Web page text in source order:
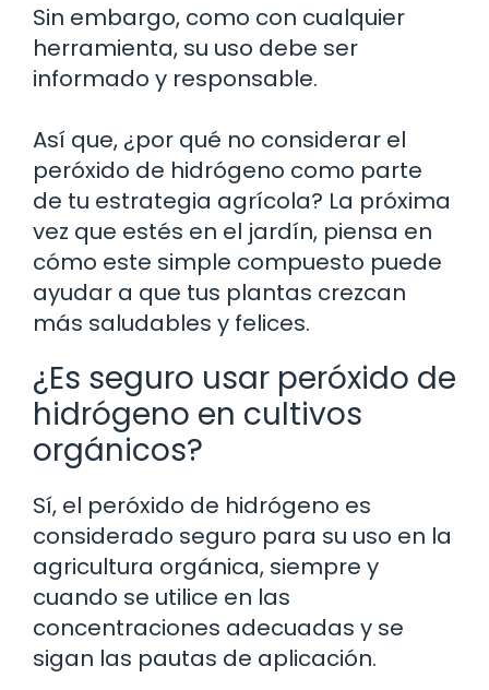
Sin embargo, como con cualquier
herramienta, su uso debe ser
informado y responsable.
Así que, ¿por qué no considerar el
peróxido de hidrógeno como parte
de tu estrategia agrícola? La próxima
vez que estés en el jardín, piensa en
cómo este simple compuesto puede
ayudar a que tus plantas crezcan
más saludables y felices.
¿Es seguro usar peróxido de
hidrógeno en cultivos
orgánicos?
Sí, el peróxido de hidrógeno es
considerado seguro para su uso en la
agricultura orgánica, siempre y
cuando se utilice en las
concentraciones adecuadas y se
sigan las pautas de aplicación.